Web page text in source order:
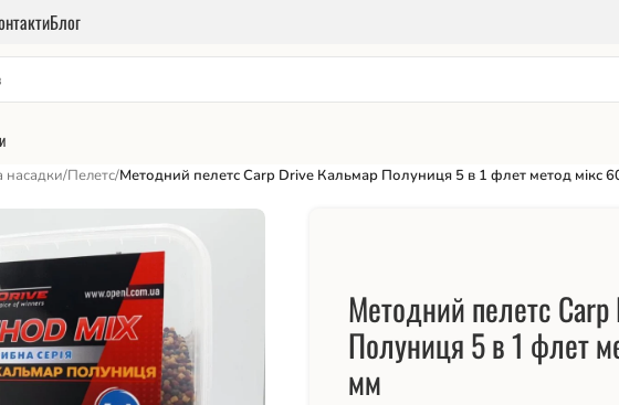
Блог
насадки/Пелетс/Методний пелетс Carp Drive Кальмар Полуниця 5 в 1 флет метод мікс
Методний пелетс
Полуниця 5 в 1 флет
мм